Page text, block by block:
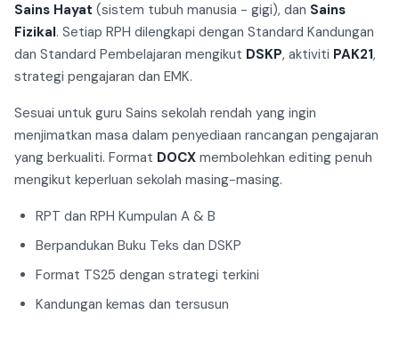
Sains Hayat (sistem tubuh manusia - gigi), dan Sains
Fizikal. Setiap RPH dilengkapi dengan Standard Kandungan
dan Standard Pembelajaran mengikut DSKP, aktiviti PAK21,
strategi pengajaran dan EMK.
Sesuai untuk guru Sains sekolah rendah yang ingin
menjimatkan masa dalam penyediaan rancangan pengajaran
yang berkualiti. Format DOCX membolehkan editing penuh
mengikut keperluan sekolah masing-masing.
RPT dan RPH Kumpulan A & B
Berpandukan Buku Teks dan DSKP
Format TS25 dengan strategi terkini
Kandungan kemas dan tersusun